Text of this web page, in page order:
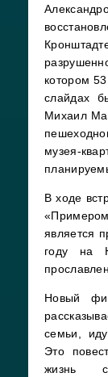
котором
слайдах
Михаил
музея-
В ходе
является
году на
Новый
семьи,
Это
жизнь